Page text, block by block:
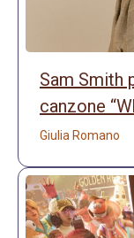
Sam Smith
canzone
Giulia Romano